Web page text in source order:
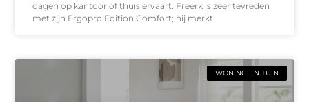
dagen op kantoor of thuis ervaart. Freerk is zeer tevreden
met zijn Ergopro Edition Comfort; hij merkt
WONING EN TUIN